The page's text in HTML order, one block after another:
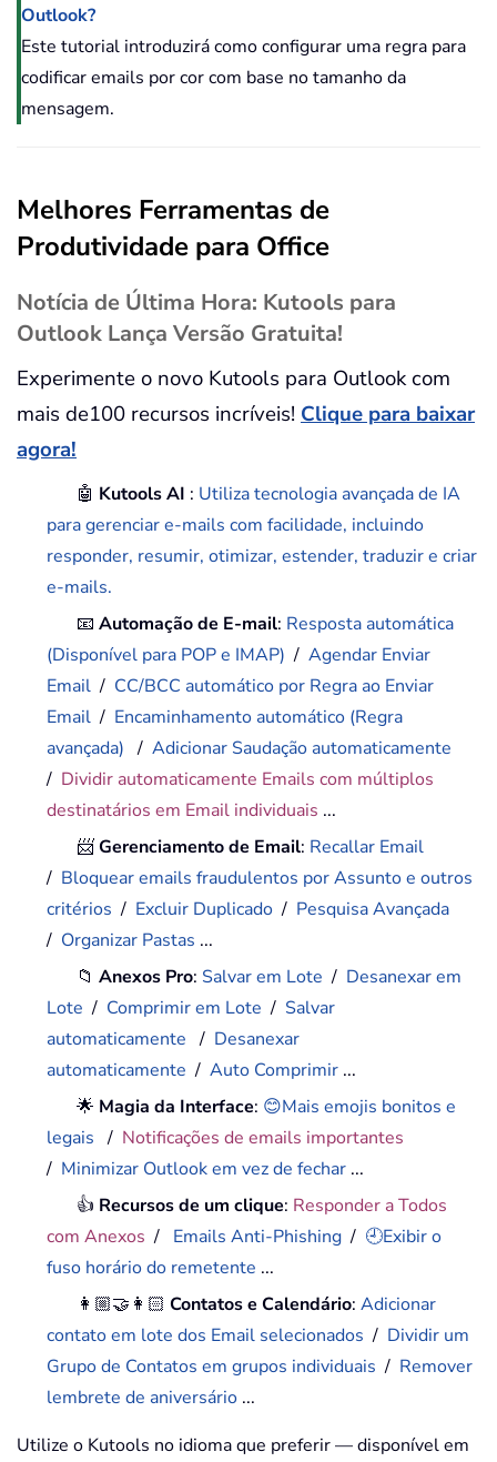
Outlook?
Este tutorial introduzirá como configurar uma regra para
codificar emails por cor com base no tamanho da
mensagem.
Melhores Ferramentas de
Produtividade para Office
Notícia de Última Hora: Kutools para
Outlook Lança Versão Gratuita!
Experimente o novo Kutools para Outlook com
mais de100 recursos incríveis! Clique para baixar
agora!
🤖 Kutools AI : Utiliza tecnologia avançada de IA
para gerenciar e-mails com facilidade, incluindo
responder, resumir, otimizar, estender, traduzir e criar
e-mails.
📧Automação de E-mail: Resposta automática
(Disponível para POP e IMAP) /Agendar Enviar
Email / CC/BCC automático por Regra ao Enviar
Email / Encaminhamento automático (Regra
avançada) /Adicionar Saudação automaticamente
/ Dividir automaticamente Emails com múltiplos
destinatários em Email individuais ...
📨Gerenciamento de Email: Recallar Email
/ Bloquear emails fraudulentos por Assunto e outros
critérios / Excluir Duplicado / Pesquisa Avançada
/ Organizar Pastas ...
📁Anexos Pro: Salvar em Lote / Desanexar em
Lote / Comprimir em Lote / Salvar
automaticamente / Desanexar
automaticamente /Auto Comprimir ...
🌟 Magia da Interface: 😊Mais emojis bonitos e
legais / Notificações de emails importantes
/ Minimizar Outlook em vez de fechar ...
👍 Recursos de um clique: Responder a Todos
com Anexos / Emails Anti-Phishing / 🕘Exibir o
fuso horário do remetente ...
👩🏼‍🤝‍👩🏻Contatos e Calendário:Adicionar
contato em lote dos Email selecionados / Dividir um
Grupo de Contatos em grupos individuais / Remover
lembrete de aniversário ...
Utilize o Kutools no idioma que preferir — disponível em